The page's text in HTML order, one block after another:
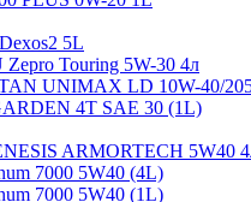
5L
Touring 5W-30 4л
UNIMAX LD 10W-40/
4Т SAE 30 (1L)
ARMORTECH 5W40
7000 5W40 (4L)
7000 5W40 (1L)